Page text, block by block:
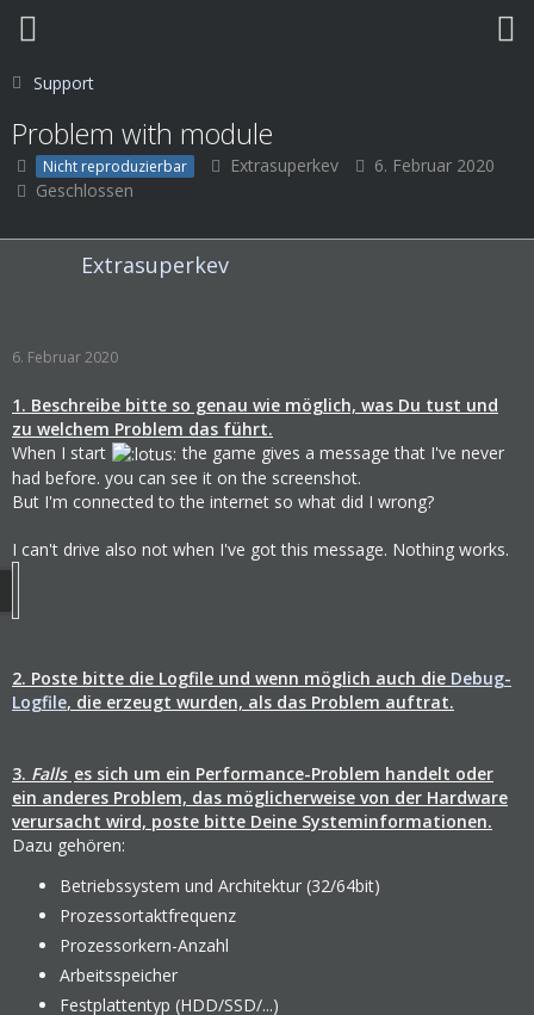
Support
Problem with module
Nicht reproduzierbar Extrasuperkev
6. Februar 2020
Geschlossen
Extrasuperkev
6. Februar 2020
1. Beschreibe bitte so genau wie möglich, was Du tust und
zu welchem Problem das führt.
When I start
the game gives a message that I've never
had before. you can see it on the screenshot.
But I'm connected to the internet so what did I wrong?
I can't drive also not when I've got this message. Nothing works.
2. Poste bitte die Logfile und wenn möglich auch die Debug-
Logfile, die erzeugt wurden, als das Problem auftrat.
3. Falls es sich um ein Performance-Problem handelt oder
ein anderes Problem, das möglicherweise von der Hardware
verursacht wird, poste bitte Deine Systeminformationen.
Dazu gehören:
Betriebssystem und Architektur (32/64bit)
Prozessortaktfrequenz
Prozessorkern-Anzahl
Arbeitsspeicher
Festplattentyp (HDD/SSD/...)